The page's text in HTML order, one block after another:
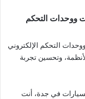
ووحدات التحكم
التحكم الإلكتروني
وتحسين تجربة
في جدة، أنت